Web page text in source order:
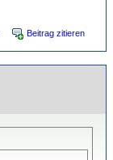
Beitrag zitieren